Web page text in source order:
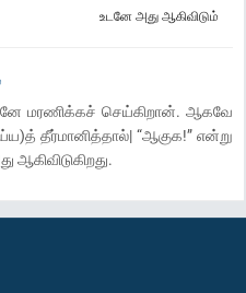
உடனே அது ஆகிவிடும்
மரணிக்கச் செய்கிறான். ஆகவே
தீர்மானித்தால்| “ஆகுக!” என்று
ஆகிவிடுகிறது.